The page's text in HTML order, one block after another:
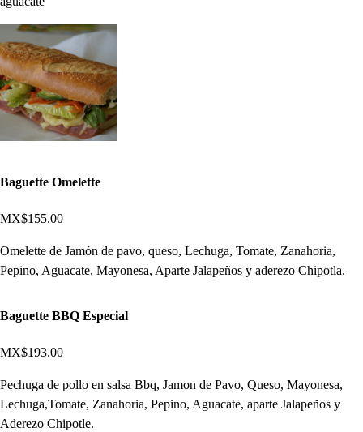
Baguette Omelette
MX$155.00
Omelette de Jamón de pavo, queso, Lechuga, Tomate, Zanahoria,
Pepino, Aguacate, Mayonesa, Aparte Jalapeños y aderezo Chipotla.
Baguette BBQ Especial
MX$193.00
Pechuga de pollo en salsa Bbq, Jamon de Pavo, Queso, Mayonesa,
Lechuga,Tomate, Zanahoria, Pepino, Aguacate, aparte Jalapeños y
Aderezo Chipotle.